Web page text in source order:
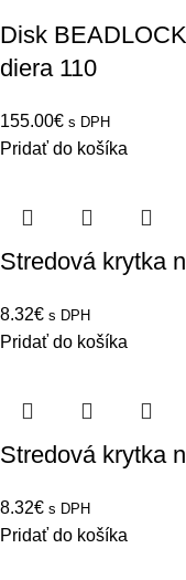
Disk
diera 110
155.00€ s DPH
Pridať do košíka
Stredová krytka
8.32€ s DPH
Pridať do košíka
Stredová krytka
8.32€ s DPH
Pridať do košíka